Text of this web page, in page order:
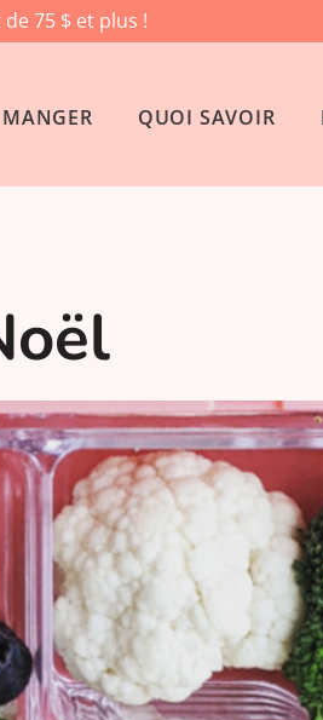
75 $ et plus !
QUOI SAVOIR